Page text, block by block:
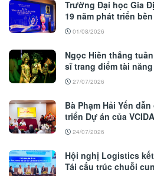
Trường Đại học Gia
19 năm phát triển
01/08/2026
Ngọc Hiền thắng
sĩ trang điểm tài năng
27/07/2026
Bà Phạm Hải Yến
triển Dự án của VCIDA
24/07/2026
Hội nghị Logistics
Tái cấu trúc chuỗi